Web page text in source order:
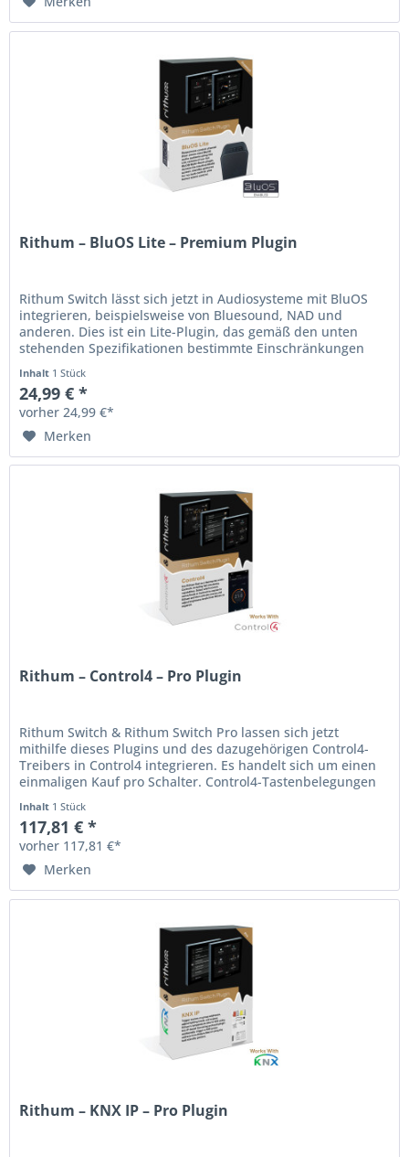
Rithum – BluOS Lite – Premium Plugin
Rithum Switch lässt sich jetzt in Audiosysteme mit BluOS
integrieren, beispielsweise von Bluesound, NAD und
anderen. Dies ist ein Lite-Plugin, das gemäß den unten
stehenden Spezifikationen bestimmte Einschränkungen
Inhalt 1 Stück
24,99 € *
vorher 24,99 €*
Merken
Rithum – Control4 – Pro Plugin
Rithum Switch & Rithum Switch Pro lassen sich jetzt
mithilfe dieses Plugins und des dazugehörigen Control4-
Treibers in Control4 integrieren. Es handelt sich um einen
einmaligen Kauf pro Schalter. Control4-Tastenbelegungen
Inhalt 1 Stück
117,81 € *
vorher 117,81 €*
Merken
Rithum – KNX IP – Pro Plugin